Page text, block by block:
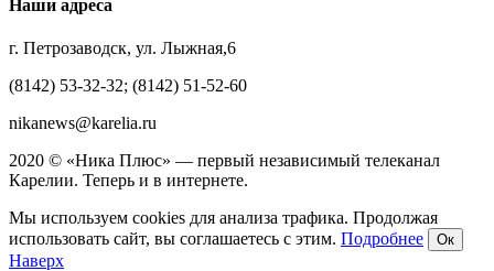
Наши адреса
г. Петрозаводск, ул. Лыжная,6
(8142) 53-32-32; (8142) 51-52-60
nikanews@karelia.ru
2020 © «Ника Плюс» — первый независимый телеканал
Карелии. Теперь и в интернете.
Мы используем cookies для анализа трафика. Продолжая
использовать сайт, вы соглашаетесь с этим. Подробнее Ок
Наверх